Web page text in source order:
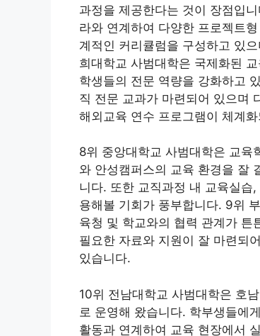
과정을 제공한다는 것이 장점입
라와 연계하여 다양한 프로젝트
계적인 커리큘럼을 구성하고 있
희대학교 사범대학은 국제화된
학생들의 전문 역량을 강화하고
직 전문 교과가 마련되어 있으며
해외교육 연수 프로그램이 체계
8위 중앙대학교 사범대학은 교육
와 안성캠퍼스의 교육 환경을 잘
니다. 또한 교직과정 내 교육실습
용해볼 기회가 풍부합니다. 9위
육청 및 학교와의 협력 관계가 튼
필요한 자료와 지원이 잘 마련되
있습니다.
10위 전남대학교 사범대학은 호
로 운영해 왔습니다. 학부생들에
활동과 연계하여 교육 현장에서